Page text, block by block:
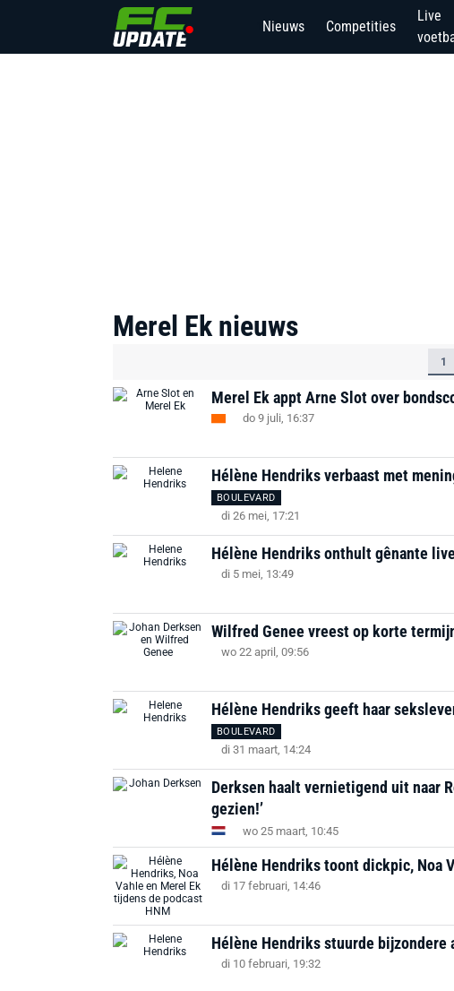
Nieuws Competities
Live
Merel Eknieuws
1
Merel Ek appt Arne Slot over
do 9 juli, 16:37
Hélène Hendriks verbaast met
BOULEVARD
di 26 mei, 17:21
Hélène Hendriks onthult gênante
di 5 mei, 13:49
Wilfred Genee vreest op korte
wo 22 april, 09:56
Hélène Hendriks geeft haar
BOULEVARD
di 31 maart, 14:24
Derksen haalt vernietigend uit naar
gezien!’
wo 25 maart, 10:45
Hélène Hendriks toont dickpic, Noa
di 17 februari, 14:46
Hélène Hendriks stuurde bijzondere
di 10 februari, 19:32